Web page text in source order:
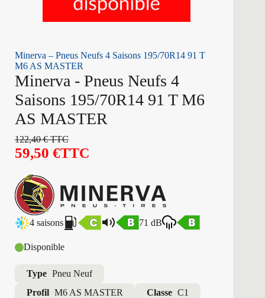
Minerva – Pneus Neufs 4 Saisons 195/70R14 91 T
M6 AS MASTER
Minerva - Pneus Neufs 4
Saisons 195/70R14 91 T M6
AS MASTER
122,40€TTC
59,50 €TTC
4 saisons 71 dB
Disponible
Type Pneu Neuf
Profil M6 AS MASTER Classe C1